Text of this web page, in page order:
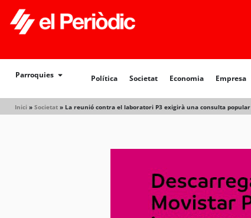
Parroquies Política Societat Economia Empresa
Inici » Societat » La reunió contra el laboratori P3 exigirà una consulta popular
Política Societat